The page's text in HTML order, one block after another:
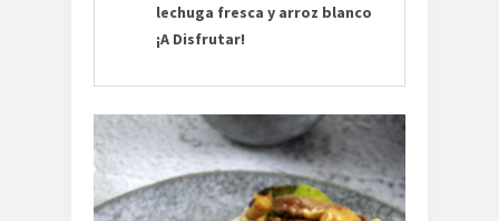
lechuga fresca y arroz blanco
¡A Disfrutar!